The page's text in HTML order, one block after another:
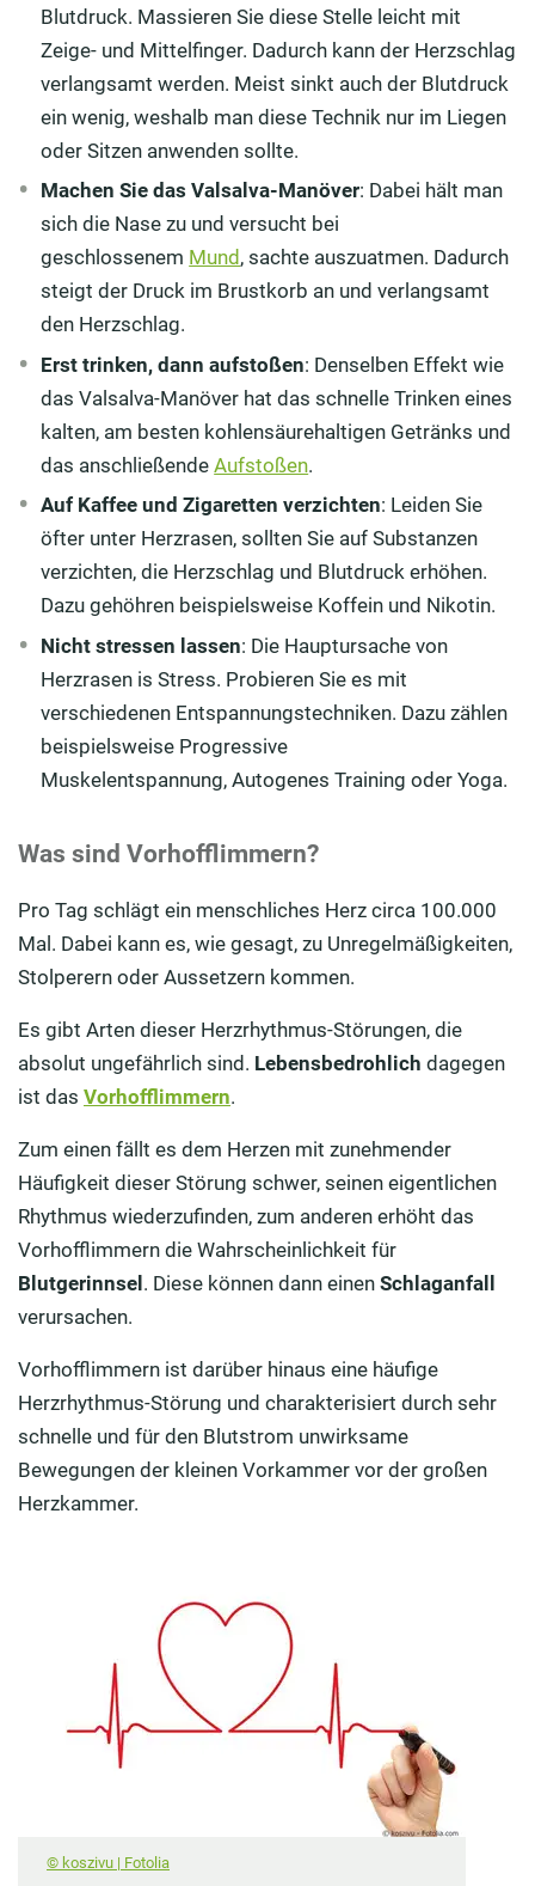
Blutdruck. Massieren Sie diese Stelle leicht mit
Zeige- und Mittelfinger. Dadurch kann der Herzschlag
verlangsamt werden. Meist sinkt auch der Blutdruck
ein wenig, weshalb man diese Technik nur im Liegen
oder Sitzen anwenden sollte.
Machen Sie das Valsalva-Manöver: Dabei hält man
sich die Nase zu und versucht bei
geschlossenem Mund , sachte auszuatmen. Dadurch
steigt der Druck im Brustkorb an und verlangsamt
den Herzschlag.
Erst trinken, dann aufstoßen: Denselben Effekt wie
das Valsalva-Manöver hat das schnelle Trinken eines
kalten, am besten kohlensäurehaltigen Getränks und
das anschließendeAufstoßen.
Auf Kaffee und Zigaretten verzichten: Leiden Sie
öfter unter Herzrasen, sollten Sie auf Substanzen
verzichten, die Herzschlag und Blutdruck erhöhen.
Dazu gehöhren beispielsweise Koffein und Nikotin.
Nicht stressen lassen: Die Hauptursache von
Herzrasen is Stress. Probieren Sie es mit
verschiedenen Entspannungstechniken. Dazu zählen
beispielsweise Progressive
Muskelentspannung, Autogenes Training oder Yoga.
Was sind Vorhofflimmern?
Pro Tag schlägt ein menschliches Herz circa 100.000
Mal. Dabei kann es, wie gesagt, zu Unregelmäßigkeiten,
Stolperern oder Aussetzern kommen.
Es gibt Arten dieser Herzrhythmus-Störungen, die
absolut ungefährlich sind. Lebensbedrohlich dagegen
ist das Vorhofflimmern.
Zum einen fällt es dem Herzen mit zunehmender
Häufigkeit dieser Störung schwer, seinen eigentlichen
Rhythmus wiederzufinden, zum anderen erhöht das
Vorhofflimmern die Wahrscheinlichkeit für
Blutgerinnsel . Diese können dann einen Schlaganfall
verursachen.
Vorhofflimmern ist darüber hinaus eine häufige
Herzrhythmus-Störung und charakterisiert durch sehr
schnelle und für den Blutstrom unwirksame
Bewegungen der kleinen Vorkammer vor der großen
Herzkammer.
© koszivu | Fotolia